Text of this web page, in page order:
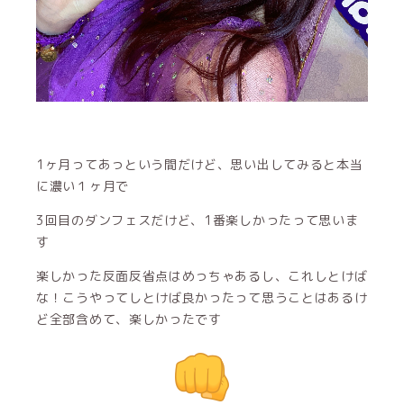
1ヶ月ってあっという間だけど、思い出してみると本当
に濃い１ヶ月で
3回目のダンフェスだけど、1番楽しかったって思いま
す
楽しかった反面反省点はめっちゃあるし、これしとけば
な！こうやってしとけば良かったって思うことはあるけ
ど全部含めて、楽しかったです